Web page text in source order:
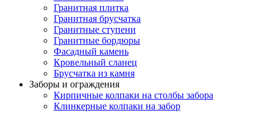
Гранитная плитка
Гранитная брусчатка
Гранитные ступени
Гранитные бордюры
Фасадный камень
Кровельный сланец
Брусчатка из камня
Заборы и ограждения
Кирпичные колпаки на столбы забора
Клинкерные колпаки на забор